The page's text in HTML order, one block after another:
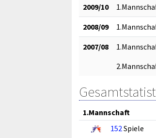
2009/10
2008/09
2007/08
1.Mannschaft
152Spiele